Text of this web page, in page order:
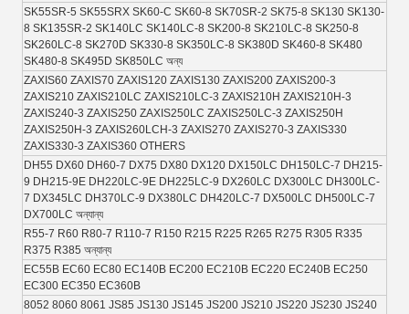
SK55SR-5 SK55SRX SK60-C SK60-8 SK70SR-2 SK75-8 SK130 SK130-
8 SK135SR-2 SK140LC SK140LC-8 SK200-8 SK210LC-8 SK250-8
SK260LC-8 SK270D SK330-8 SK350LC-8 SK380D SK460-8 SK480
SK480-8 SK495D SK850LC অন্য
ZAXIS60 ZAXIS70 ZAXIS120 ZAXIS130 ZAXIS200 ZAXIS200-3
ZAXIS210 ZAXIS210LC ZAXIS210LC-3 ZAXIS210H ZAXIS210H-3
ZAXIS240-3 ZAXIS250 ZAXIS250LC ZAXIS250LC-3 ZAXIS250H
ZAXIS250H-3 ZAXIS260LCH-3 ZAXIS270 ZAXIS270-3 ZAXIS330
ZAXIS330-3 ZAXIS360 OTHERS
DH55 DX60 DH60-7 DX75 DX80 DX120 DX150LC DH150LC-7 DH215-
9 DH215-9E DH220LC-9E DH225LC-9 DX260LC DX300LC DH300LC-
7 DX345LC DH370LC-9 DX380LC DH420LC-7 DX500LC DH500LC-7
DX700LC অন্যান্য
R55-7 R60 R80-7 R110-7 R150 R215 R225 R265 R275 R305 R335
R375 R385 অন্যান্য
EC55B EC60 EC80 EC140B EC200 EC210B EC220 EC240B EC250
EC300 EC350 EC360B
8052 8060 8061 JS85 JS130 JS145 JS200 JS210 JS220 JS230 JS240